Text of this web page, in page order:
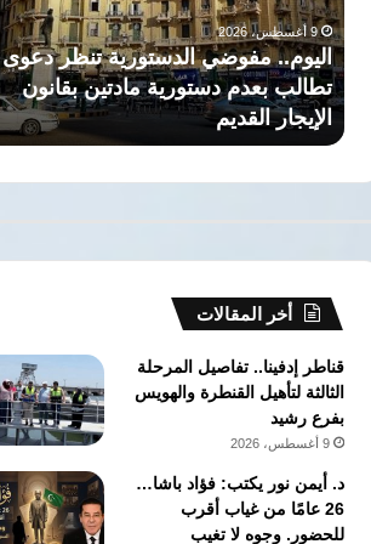
تطالب
بعدم
دستورية
مادتين
بقانون
الإيجار
9 أغسطس، 2026
اليوم.. مفوضي الدستورية تنظر دعوى
تطالب بعدم دستورية مادتين بقانون
الإيجار القديم
أخر المقالات
قناطر إدفينا.. تفاصيل المرحلة
الثالثة لتأهيل القنطرة والهويس
بفرع رشيد
9 أغسطس، 2026
د. أيمن نور يكتب: فؤاد باشا…
26 عامًا من غياب أقرب
للحضور. وجوه لا تغيب